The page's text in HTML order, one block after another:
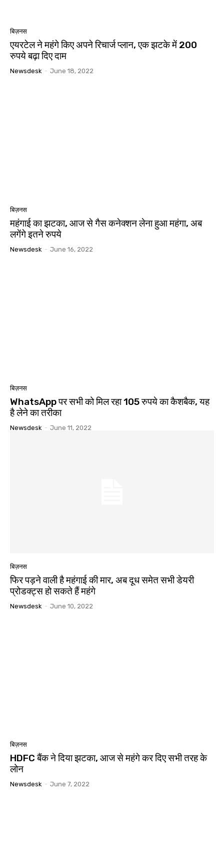
बिज़नस
एयरटेल ने महंगे किए अपने रिचार्ज प्लान, एक झटके में 200
रुपये बढ़ा दिए दाम
Newsdesk - June 18, 2022
बिज़नस
महंगाई का झटका, आज से गैस कनेक्शन लेना हुआ महंगा, अब
लगेंगे इतने रुपये
Newsdesk - June 16, 2022
बिज़नस
WhatsApp पर सभी को मिल रहा 105 रुपये का कैशबैक, यह
है लेने का तरीका
Newsdesk - June 11, 2022
बिज़नस
फिर पड़ने वाली है महंगाई की मार, अब दूध समेत सभी डेयरी
प्रोडक्ट्स हो सकते हैं महंगे
Newsdesk - June 10, 2022
बिज़नस
HDFC बैंक ने दिया झटका, आज से महंगे कर दिए सभी तरह के
लोन
Newsdesk - June 7, 2022